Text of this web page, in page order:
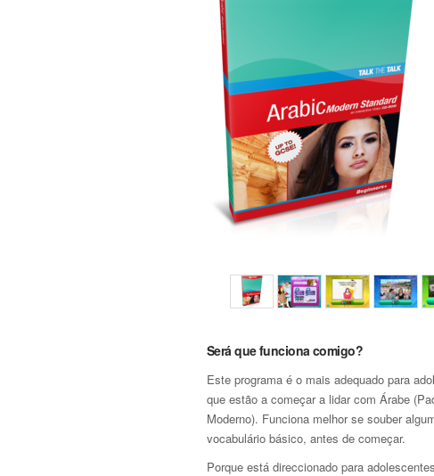
Será que funciona comigo?
Este programa é o mais adequado para
que estão a começar a lidar com Árabe
Moderno). Funciona melhor se souber
vocabulário básico, antes de começar.
Porque está direccionado para